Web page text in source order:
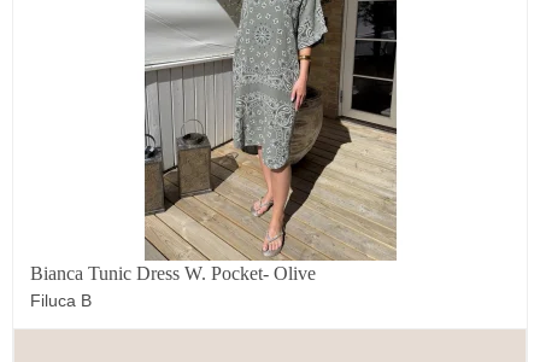
Bianca Tunic Dress W. Pocket- Olive
Filuca B